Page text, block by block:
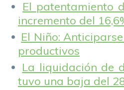
El patentamiento
incremento del
El Niño:
productivos
La liquidación de
tuvo una baja del